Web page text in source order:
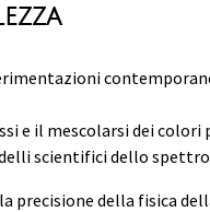
e il mescolarsi dei
scientifici dello
precisione della fisica